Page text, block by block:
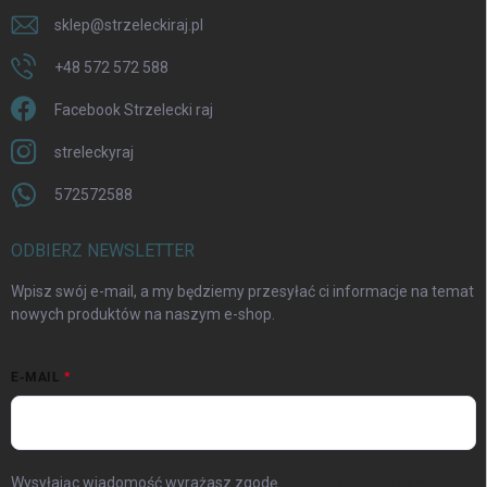
sklep@strzeleckiraj.pl
+48 572 572 588
Facebook Strzelecki raj
streleckyraj
572572588
ODBIERZ NEWSLETTER
Wpisz swój e-mail, a my będziemy przesyłać ci informacje na temat
nowych produktów na naszym e-shop.
E-MAIL
Wysyłając wiadomość wyrażasz zgodę